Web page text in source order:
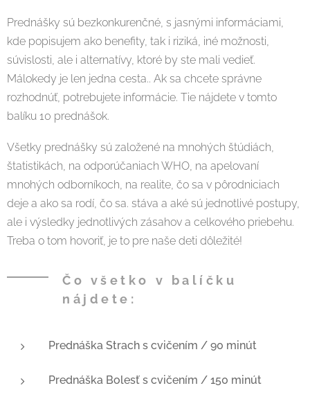
Prednášky sú bezkonkurenčné, s jasnými informáciami,
kde popisujem ako benefity, tak i riziká, iné možnosti,
súvislosti, ale i alternatívy, ktoré by ste mali vedieť.
Málokedy je len jedna cesta.. Ak sa chcete správne
rozhodnúť, potrebujete informácie. Tie nájdete v tomto
balíku 10 prednášok.
Všetky prednášky sú založené na mnohých štúdiách,
štatistikách, na odporúčaniach WHO, na apelovaní
mnohých odborníkoch, na realite, čo sa v pôrodniciach
deje a ako sa rodí, čo sa. stáva a aké sú jednotlivé postupy,
ale i výsledky jednotlivých zásahov a celkového priebehu.
Treba o tom hovoriť, je to pre naše deti dôležité!
Čo všetko v balíčku
nájdete:
Prednáška Strach s cvičením / 90 minút
Prednáška Bolesť s cvičením / 150 minút